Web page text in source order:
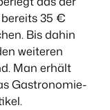
35 €
Bis dahin
weiteren
Man erhält
Gastronomie-